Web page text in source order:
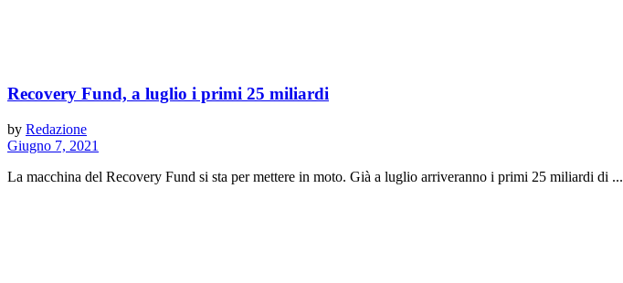
Recovery Fund, a luglio i primi 25 miliardi
by Redazione
Giugno 7, 2021
La macchina del Recovery Fund si sta per mettere in moto. Già a luglio arriveranno i primi 25 miliardi di ...